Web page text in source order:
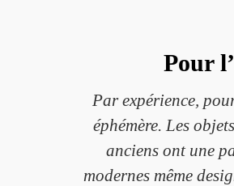
Pour
Par expérience,
éphémère. Les
anciens ont une
modernes même